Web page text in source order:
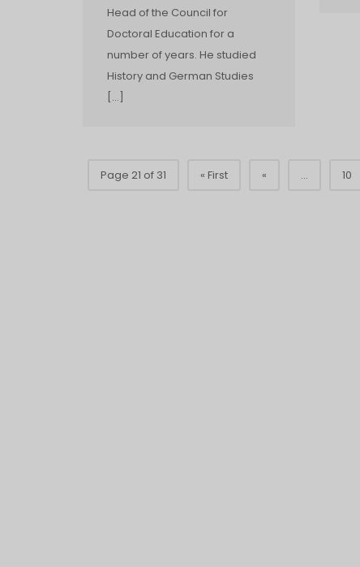
Head of the Council for
Doctoral Education for a
number of years. He studied
History and German Studies
[…]
Page 21 of 31 « First « ... 10